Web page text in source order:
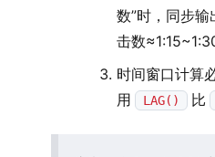
数”时，同步
击数
时间窗口计算
用
LAG() 比